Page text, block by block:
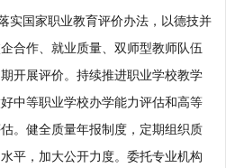
国家职业教育评价办法，以德技并
合作、就业质量、双师型教师队伍
开展评价。持续推进职业学校教学
中等职业学校办学能力评估和高等
。健全质量年报制度，定期组织质
平，加大公开力度。委托专业机构